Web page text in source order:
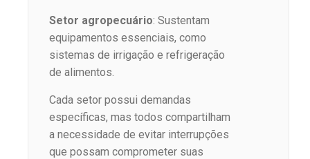
Setor agropecuário: Sustentam
equipamentos essenciais, como
sistemas de irrigação e refrigeração
de alimentos.
Cada setor possui demandas
específicas, mas todos compartilham
a necessidade de evitar interrupções
que possam comprometer suas